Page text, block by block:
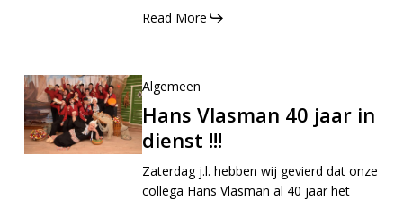
Read More
Algemeen
Hans Vlasman 40 jaar in
dienst !!!
Zaterdag j.l. hebben wij gevierd dat onze
collega Hans Vlasman al 40 jaar het